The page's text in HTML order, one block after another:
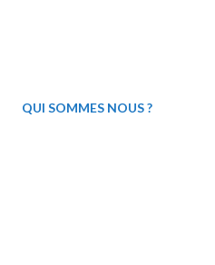
QUI SOMMES NOUS ?